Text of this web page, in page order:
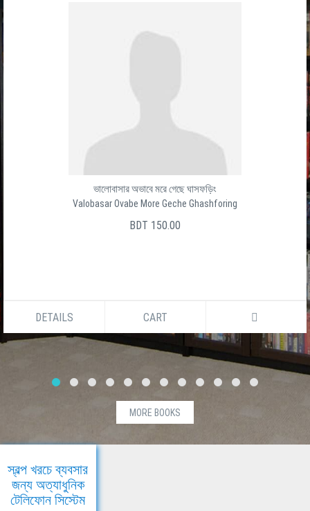
ভালোবাসার অভাবে মরে গেছে ঘাসফড়িং
Valobasar Ovabe More Geche Ghashforing
BDT 150.00
DETAILS CART
MORE BOOKS
স্বল্প খরচে ব্যবসার
জন্য অত্যাধুনিক
টেলিফোন সিস্টেম